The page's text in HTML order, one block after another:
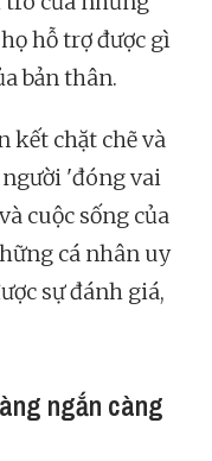
hỗ trợ được gì
bản thân.
kết chặt chẽ và
'đóng vai
cuộc sống của
cá nhân uy
sự đánh giá,
ngắn càng